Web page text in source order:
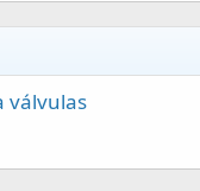
válvulas